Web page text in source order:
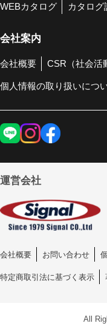
WEBカタログ カタログ
会社案内
会社概要 CSR（社会活
個人情報の取り扱いにつ
運営会社
会社概要 お問い合わせ
特定商取引法に基づく表示
All